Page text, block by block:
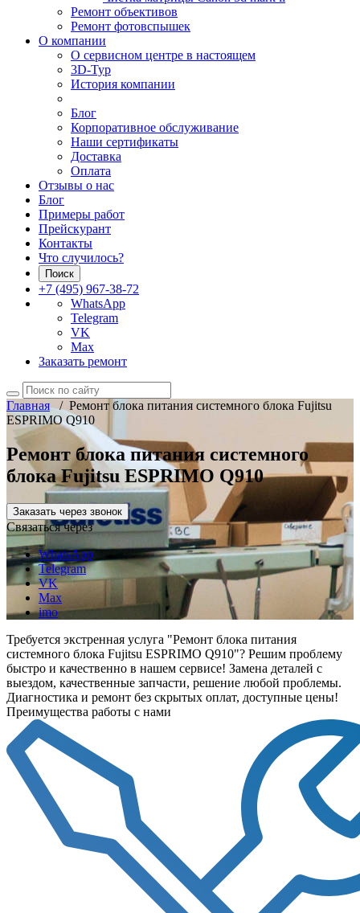
Ремонт объективов
Ремонт фотовспышек
О компании
О сервисном центре в настоящем
3D-Тур
История компании
Блог
Корпоративное обслуживание
Наши сертификаты
Доставка
Оплата
Отзывы о нас
Блог
Примеры работ
Прейскурант
Контакты
Что случилось?
Поиск
+7 (495) 967-38-72
WhatsApp
Telegram
VK
Max
Заказать ремонт
Главная/ Ремонт блока питания системного блока Fujitsu
ESPRIMO Q910
Ремонт блока питания системного
блока Fujitsu ESPRIMO Q910
Заказать через звонок
Связаться через
WhatsApp
Telegram
VK
Max
imo
Требуется экстренная услуга "Ремонт блока питания
системного блока Fujitsu ESPRIMO Q910"? Решим проблему
быстро и качественно в нашем сервисе! Замена деталей с
выездом, качественные запчасти, решение любой проблемы.
Диагностика и ремонт без скрытых оплат, доступные цены!
Преимущества работы с нами